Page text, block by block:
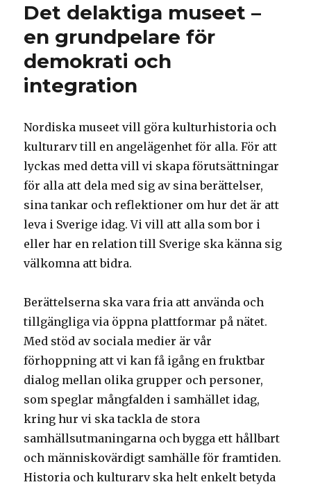
Det delaktiga museet –
en grundpelare för
demokrati och
integration
Nordiska museet vill göra kulturhistoria och
kulturarv till en angelägenhet för alla. För att
lyckas med detta vill vi skapa förutsättningar
för alla att dela med sig av sina berättelser,
sina tankar och reflektioner om hur det är att
leva i Sverige idag. Vi vill att alla som bor i
eller har en relation till Sverige ska känna sig
välkomna att bidra.
Berättelserna ska vara fria att använda och
tillgängliga via öppna plattformar på nätet.
Med stöd av sociala medier är vår
förhoppning att vi kan få igång en fruktbar
dialog mellan olika grupper och personer,
som speglar mångfalden i samhället idag,
kring hur vi ska tackla de stora
samhällsutmaningarna och bygga ett hållbart
och människovärdigt samhälle för framtiden.
Historia och kulturarv ska helt enkelt betyda